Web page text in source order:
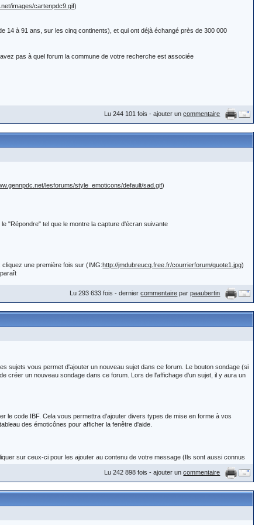
) en bas de page,
une nouvelle fenêtre dans laquelle vous saisirez votre réponse.
images/cartenpdc9.gif)
à 91 ans, sur les cinq continents), et qui ont déjà échangé près de 300 000
pas à quel forum la commune de votre recherche est associée
MARI x FEMME
partie
débutent dans leur généalogie (les autres commencent a avoir l'habitude ;-) et sur
été lues, a défaut pour revoir l'ensemble des règles c'est ici :
"aider les lecteurs à vous aider"
style_emoticons/default/rolleyes.gif ) ;-)
(dates que vous connaissez et villes) cela aidera certainement un lecteur à
abonné(e) connait-il ou peut-il chercher le mariage de Jean et Agate
abonné(e) connait-il ou peut-il chercher la fratrie issue de ce souple
Agate les parents du mariés ne sont pas indiqués... pouvez vous
Lu 244 101 fois - ajouter uncommentaire
lesforums/style_emoticons/default/sad.gif)
"Répondre" tel que le montre la capture d'écran suivante
une première fois sur (IMG:http://jmdubreucq.free.fr/courrierforum/quote1.jpg)
Lu 293 633 fois - derniercommentaire parpaaubertin
sujets vous permet d'ajouter un nouveau sujet dans ce forum. Le bouton sondage (si
créer un nouveau sondage dans ce forum. Lors de l'affichage d'un sujet, il y aura un
le code IBF. Cela vous permettra d'ajouter divers types de mise en forme à vos
des émoticônes pour afficher la fenêtre d'aide.
sur ceux-ci pour les ajouter au contenu de votre message (Ils sont aussi connus
décochée alors tout texte normalement converti en émoticône ne le sera pas. 'Inclure
'Activer la notification par email lors de réponses ?' en cochant cette case
email des nouveaux messages' pour de plus amples informations.
sa création. Cette icône apparaîtra à côté du nom du sujet dans la liste des sujets
Lu 242 898 fois - ajouter uncommentaire